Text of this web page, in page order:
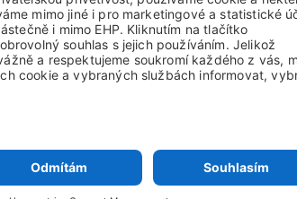
O super akcích a slevách
O nových
O
Odhlásit odběr můžete kdykoliv
Jak nakládáme s vašimi daty se dočtete